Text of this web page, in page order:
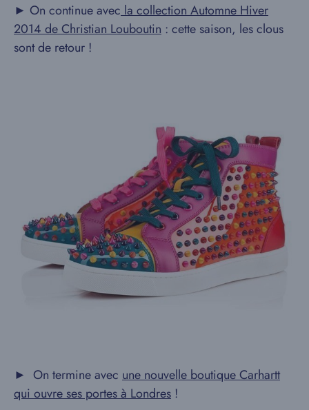
► On continue avec la collection Automne Hiver
2014 de Christian Louboutin : cette saison, les clous
sont de retour !
► On termine avec une nouvelle boutique Carhartt
qui ouvre ses portes à Londres !